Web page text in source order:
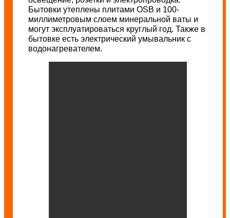
Бытовки утеплены плитами OSB и 100-
миллиметровым слоем минеральной ваты и
могут эксплуатироваться круглый год. Также в
бытовке есть электрический умывальник с
водонагревателем.